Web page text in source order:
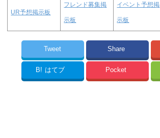
UR予想掲示板
フレンド募集掲
示板
イベント予想掲
示板
Tweet Share
B! はてブ Pocket